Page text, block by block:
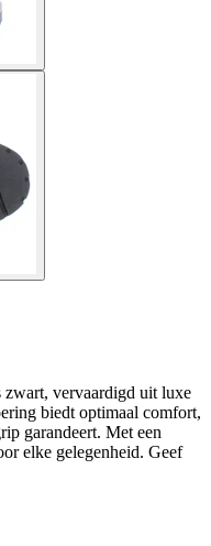
zwart, vervaardigd uit luxe
biedt optimaal comfort,
garandeert. Met een
elke gelegenheid. Geef